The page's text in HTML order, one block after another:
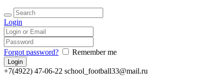
Login
Forgot password? Remember me
+7(4922) 47-06-22 school_football33@mail.ru